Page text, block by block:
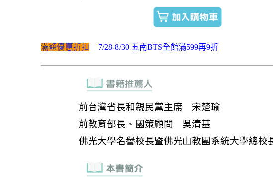
滿額優惠折扣 7/28-8/30 五南BTS全館滿599再9折